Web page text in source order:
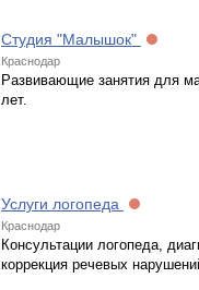
Студия "Малышок"
Краснодар
Развивающие занятия для
лет.
Услуги логопеда
Краснодар
Консультации логопеда,
коррекция речевых